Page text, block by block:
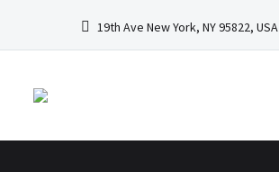
19th Ave New York, NY 95822, USA